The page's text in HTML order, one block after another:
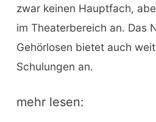
zwar keinen Hauptfach,
im Theaterbereich an. Das
Gehörlosen bietet auch
Schulungen an.
mehr lesen: